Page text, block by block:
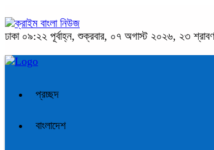
ঢাকা ০৯:২২ পূর্বাহ্ন, শুক্রবার, ০৭ অগাস্ট ২০২৬, ২৩ শ্রাবণ
প্রচ্ছদ
বাংলাদেশ